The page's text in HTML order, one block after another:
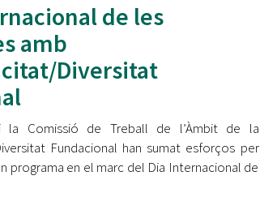
de les
amb
Diversitat
i la Comissió de Treball de l’Àmbit de la
Fundacional han sumat esforços per
programa en el marc del Dia Internacional de